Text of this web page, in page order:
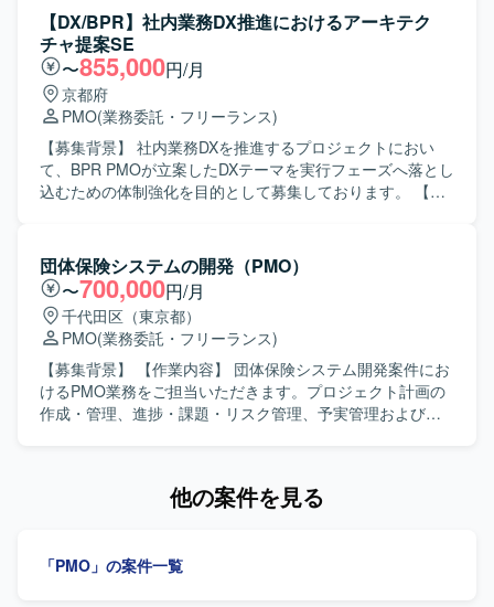
できます。 行政サービスのデジタル化を通じて社会的イン
パクトの大きい変革に関わることができ、コンサルティン
グスキルやプロジェクト推進力を高められるポジションで
す。 【開発環境】 業務特性上、特定の技術スタックに依存
しないコンサルティング・PMO支援が中心となります。
きます。 具体的には、事業全体のスケジュール策定および
進捗管理、スケジュール表や営業提案書、クライアント向
けサービス仕様書など各種資料の作成、納品に関する予実
管理、スポット発生時の顧客への営業提案同行・折衝対応
などを行っていただきます。 【求める人物像】 事業全体を
俯瞰しながら、客観的かつ第三者的な視点でプロジェクト
を管理できる方を求めております。関係各所との調整や顧
客折衝を円滑に進められるコミュニケーション力と、資料
作成をはじめとしたドキュメントワークをスピーディーか
わることで、事業全体の構造理解やプロジェクトマネジメ
ントスキルを高めることができます。経営層に近いレイヤ
ーとの折衝や提案の機会も多く、コンサルティング視点を
活かしながらキャリアの幅を広げていただけるポジション
です。 【開発環境】 固定通信サービスおよび集合住宅向け
通信・ネットワーク環境に関する各種サービス群を対象と
した事業推進となります。
【DX/BPR】社内業務DX推進におけるアーキテク
チャ提案SE
〜855,000円/月
京都府
PMO(業務委託・フリーランス)
【募集背景】 社内業務DXを推進するプロジェクトにおい
て、BPR PMOが立案したDXテーマを実行フェーズへ落とし
込むための体制強化を目的として募集しております。 【作
Be業務設計を実施いたします。実行計画の策定および推進
支援を行い、業務・システム両面からのアーキテクチャ提
案を担当していただきます。設計方針の検討・整理を行
い、RAG構築・AIエージェント開発メンバーと連携しなが
らDX施策の実現をリードしていただきます。あわせて、プ
ロジェクト関係者との各種調整および推進も行っていただ
きます。 【求める人物像】 業務改善とシステムの両面から
最適な実行プランを描くことができ、主体的にプロジェク
両面に携わることで、DX領域における幅広い知見と経験を
団体保険システムの開発（PMO）
〜700,000円/月
千代田区（東京都）
PMO(業務委託・フリーランス)
【募集背景】 【作業内容】 団体保険システム開発案件にお
けるPMO業務をご担当いただきます。プロジェクト計画の
作成・管理、進捗・課題・リスク管理、予実管理および報
す。 【ポジションの魅力】 大規模Web業務アプリケーショ
他の案件を見る
「PMO」の案件一覧